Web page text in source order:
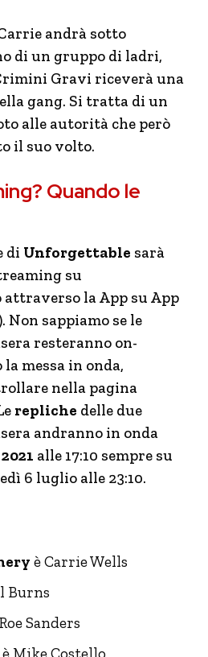
andrà sotto
di un gruppo di ladri,
Gravi riceverà una
gang. Si tratta di un
alle autorità che però
il suo volto.
Quando le
di Unforgettable sarà
su
attraverso la App su App
Non sappiamo se le
resteranno on-
messa in onda,
nella pagina
repliche delle due
andranno in onda
alle 17:10 sempre su
6 luglio alle 23:10.
è Carrie Wells
Burns
Sanders